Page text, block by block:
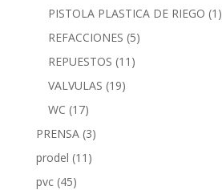
PISTOLA PLASTICA DE RIEGO (1)
REFACCIONES (5)
REPUESTOS (11)
VALVULAS (19)
WC (17)
PRENSA (3)
prodel (11)
pvc (45)